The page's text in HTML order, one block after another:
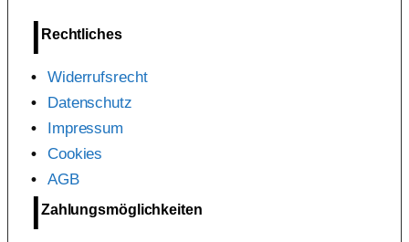
Rechtliches
Widerrufsrecht
Datenschutz
Impressum
Cookies
AGB
Zahlungsmöglichkeiten